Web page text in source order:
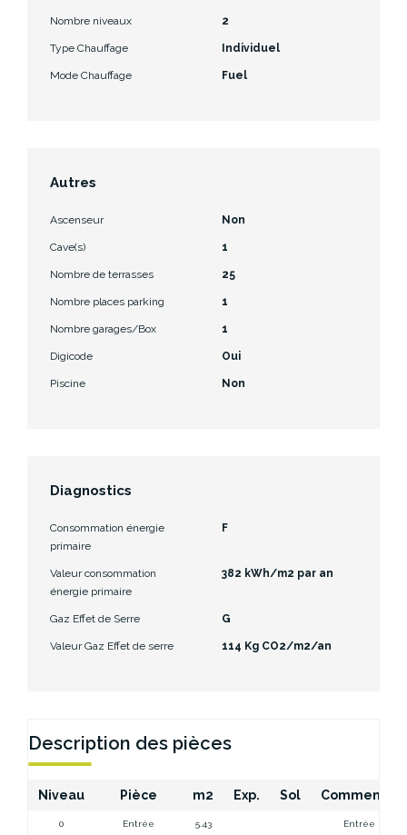
Nombre niveaux 2
Type Chauffage Individuel
Mode Chauffage Fuel
Autres
Ascenseur Non
Cave(s) 1
Nombre de terrasses 25
Nombre places parking 1
Nombre garages/Box 1
Digicode Oui
Piscine Non
Diagnostics
Consommation énergie
primaire
F
Valeur consommation
énergie primaire
382 kWh/m2 par an
Gaz Effet de Serre G
Valeur Gaz Effet de serre 114 Kg CO2/m2/an
Description des pièces
Niveau Pièce m2 Exp. Sol
0 Entrée 5.43 Entrée RDC